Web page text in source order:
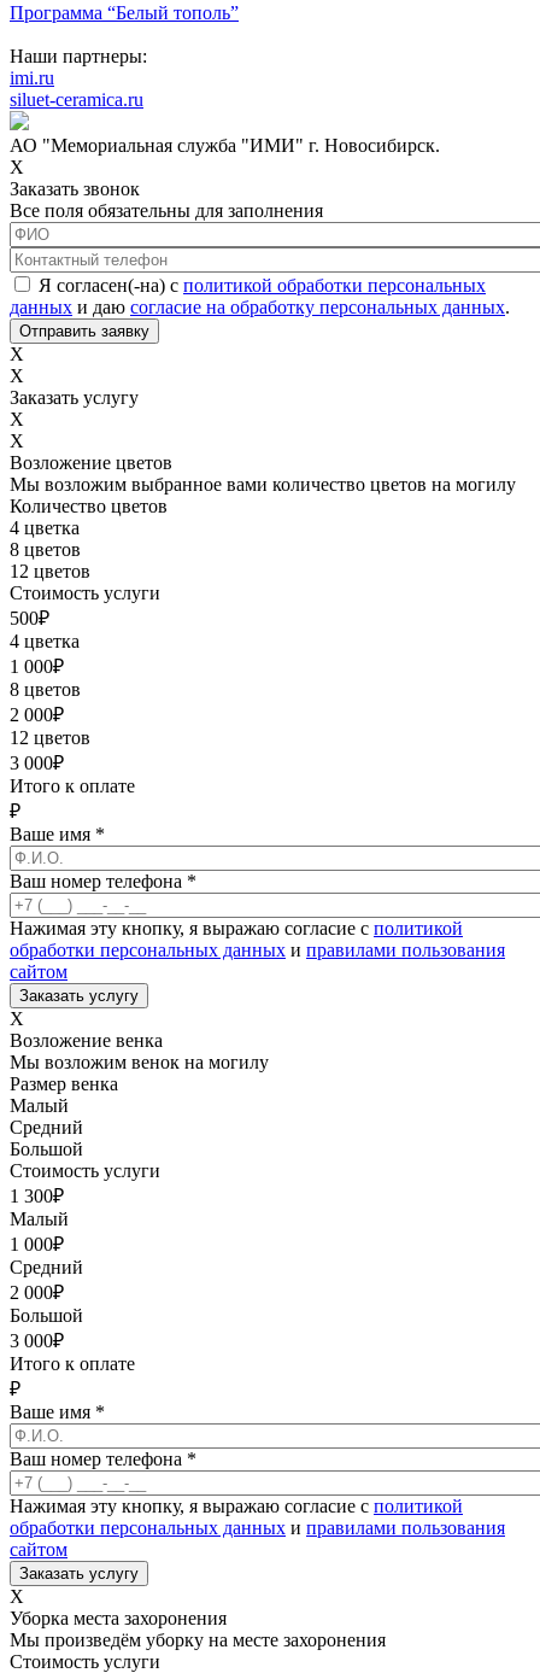
Программа “Белый тополь”
Наши партнеры:
imi.ru
siluet-ceramica.ru
АО "Мемориальная служба "ИМИ" г. Новосибирск.
X
Заказать звонок
Все поля обязательны для заполнения
ФИО
Контактный телефон
Соглашение с обработкой данных*
Я согласен(-на) с политикой обработки персональных
данных и даю согласие на обработку персональных данных.
X
X
Заказать услугу
X
X
Возложение цветов
Мы возложим выбранное вами количество цветов на могилу
Количество цветов
4 цветка
8 цветов
12 цветов
Стоимость услуги
500₽
4 цветка
1 000₽
8 цветов
2 000₽
12 цветов
3 000₽
Итого к оплате
₽
Ваше имя *
Ваш номер телефона *
Нажимая эту кнопку, я выражаю согласие с политикой
обработки персональных данных и правилами пользования
сайтом
X
Возложение венка
Мы возложим венок на могилу
Размер венка
Малый
Средний
Большой
Стоимость услуги
1 300₽
Малый
1 000₽
Средний
2 000₽
Большой
3 000₽
Итого к оплате
₽
Ваше имя *
Ваш номер телефона *
Нажимая эту кнопку, я выражаю согласие с политикой
обработки персональных данных и правилами пользования
сайтом
X
Уборка места захоронения
Мы произведём уборку на месте захоронения
Стоимость услуги